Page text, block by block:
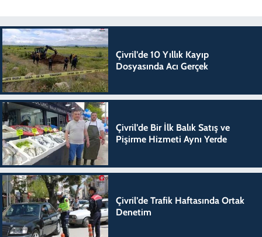
Çivril’de 10 Yıllık Kayıp
Dosyasında Acı Gerçek
Çivril’de Bir İlk Balık Satış ve
Pişirme Hizmeti Aynı Yerde
Çivril’de Trafik Haftasında Ortak
Denetim